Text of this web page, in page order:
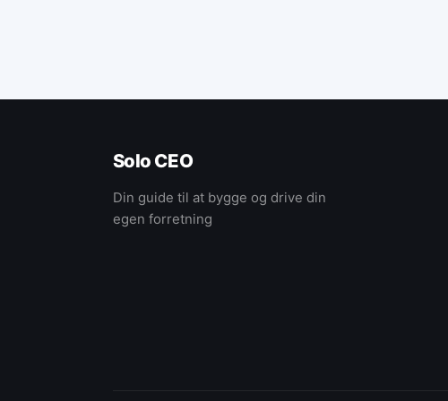
Solo CEO
Din guide til at bygge og drive din
egen forretning